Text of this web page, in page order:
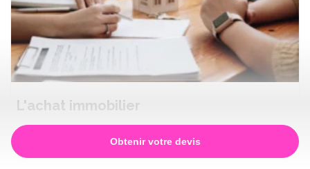
L'achat immobilier
Ce guide est dédié à l'achat immobilier en copropriété. La
copropriété est un complexe immobilier dans lequel
Obtenir votre devis